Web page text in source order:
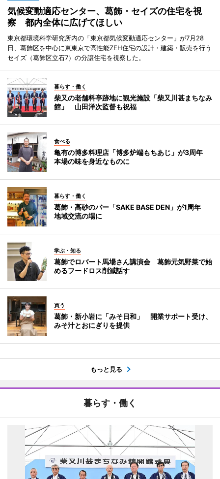
気候変動適応センター、葛飾・セイズの住宅を視
察 都内全体に広げてほしい
東京都環境科学研究所内の「東京都気候変動適応センター」が7月28
日、葛飾区を中心に東東京で高性能ZEH住宅の設計・建築・販売を行う
セイズ（葛飾区立石7）の分譲住宅を視察した。
暮らす・働く
柴又の老舗料亭跡地に観光施設「柴又川甚まちなみ
館」 山田洋次監督も祝福
食べる
亀有の博多料理店「博多炉端もちあじ」が3周年
本場の味を身近なものに
暮らす・働く
葛飾・高砂のバー「SAKE BASE DEN」が1周年
地域交流の場に
学ぶ・知る
葛飾でロバート馬場さん講演会 葛飾元気野菜で始
めるフードロス削減話す
買う
葛飾・新小岩に「みそ日和」 開業サポート受け、
みそ汁とおにぎりを提供
もっと見る
暮らす・働く